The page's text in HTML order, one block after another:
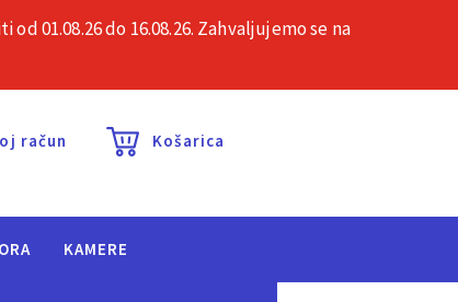
pitanja Kontakt
račun Košarica
KAMERE
01.08.26 do 16.08.26. Zahvaljujemo se na